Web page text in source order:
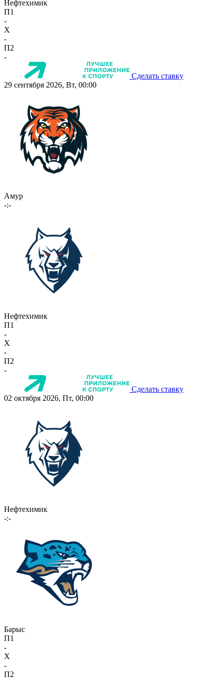
Нефтехимик
П1
-
X
-
П2
-
Сделать ставку
29 сентября 2026, Вт, 00:00
Амур
-:-
Нефтехимик
П1
-
X
-
П2
-
Сделать ставку
02 октября 2026, Пт, 00:00
Нефтехимик
-:-
Барыс
П1
-
X
-
П2